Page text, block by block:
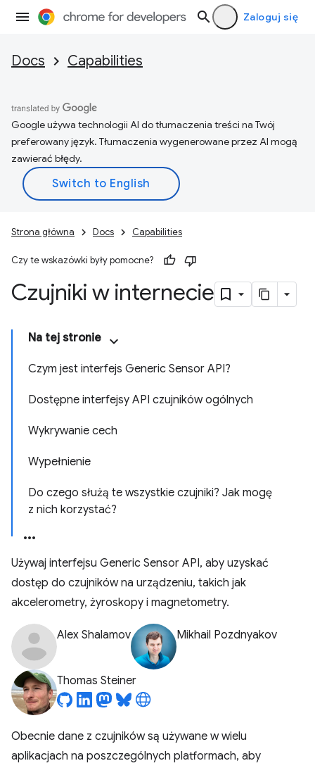
Zaloguj się
Docs Capabilities
Google używa technologii AI do tłumaczenia treści na Twój
preferowany język. Tłumaczenia wygenerowane przez AI mogą
zawierać błędy.
Strona główna Docs Capabilities
Czy te wskazówki były pomocne?
Czujniki w internecie
Na tej stronie
Czym jest interfejs Generic Sensor API?
Dostępne interfejsy API czujników ogólnych
Wykrywanie cech
Wypełnienie
Do czego służą te wszystkie czujniki? Jak mogę
z nich korzystać?
Używaj interfejsu Generic Sensor API, aby uzyskać
dostęp do czujników na urządzeniu, takich jak
akcelerometry, żyroskopy i magnetometry.
Alex Shalamov Mikhail Pozdnyakov
Thomas Steiner
Obecnie dane z czujników są używane w wielu
aplikacjach na poszczególnych platformach, aby